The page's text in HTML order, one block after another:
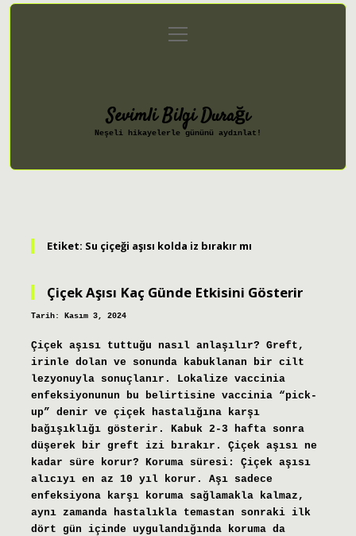
Gizlilik Politikası
menüyü
aç
Sevimli Bilgi Durağı
Neşeli hikayelerle gününü aydınlat!
Etiket: Su çiçeği aşısı kolda iz bırakır mı
Çiçek Aşısı Kaç Günde Etkisini Gösterir
Tarih: Kasım 3, 2024
Çiçek aşısı tuttuğu nasıl anlaşılır? Greft,
irinle dolan ve sonunda kabuklanan bir cilt
lezyonuyla sonuçlanır. Lokalize vaccinia
enfeksiyonunun bu belirtisine vaccinia “pick-
up” denir ve çiçek hastalığına karşı
bağışıklığı gösterir. Kabuk 2-3 hafta sonra
düşerek bir greft izi bırakır. Çiçek aşısı ne
kadar süre korur? Koruma süresi: Çiçek aşısı
alıcıyı en az 10 yıl korur. Aşı sadece
enfeksiyona karşı koruma sağlamakla kalmaz,
aynı zamanda hastalıkla temastan sonraki ilk
dört gün içinde uygulandığında koruma da